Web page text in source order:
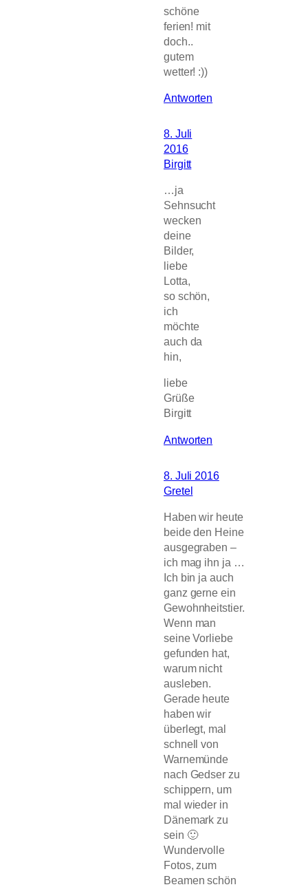
schöne
ferien! mit
doch..
gutem
wetter! :))
Antworten
8. Juli
2016
Birgitt
…ja
Sehnsucht
wecken
deine
Bilder,
liebe
Lotta,
so schön,
ich
möchte
auch da
hin,
liebe
Grüße
Birgitt
Antworten
8. Juli 2016
Gretel
Haben wir heute
beide den Heine
ausgegraben –
ich mag ihn ja …
Ich bin ja auch
ganz gerne ein
Gewohnheitstier.
Wenn man
seine Vorliebe
gefunden hat,
warum nicht
ausleben.
Gerade heute
haben wir
überlegt, mal
schnell von
Warnemünde
nach Gedser zu
schippern, um
mal wieder in
Dänemark zu
sein 🙂
Wundervolle
Fotos, zum
Beamen schön